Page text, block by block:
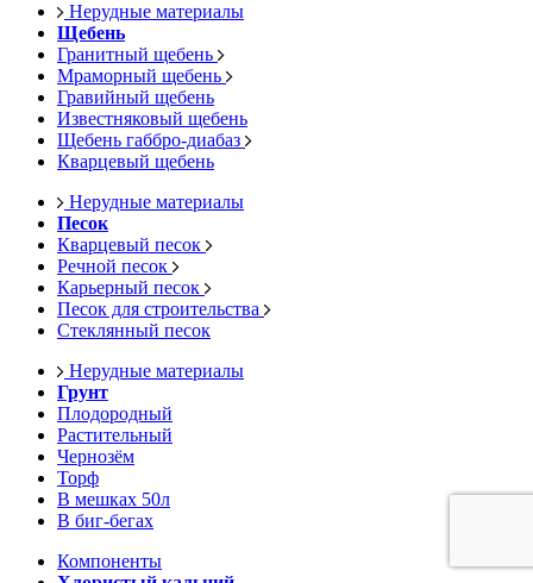
Нерудные материалы
Щебень
Гранитный щебень
Мраморный щебень
Гравийный щебень
Известняковый щебень
Щебень габбро-диабаз
Кварцевый щебень
Нерудные материалы
Песок
Кварцевый песок
Речной песок
Карьерный песок
Песок для строительства
Стеклянный песок
Нерудные материалы
Грунт
Плодородный
Растительный
Чернозём
Торф
В мешках 50л
В биг-бегах
Компоненты